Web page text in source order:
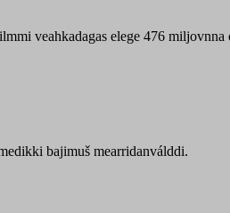
veahkadagas elege 476
bajimuš mearridanválddi.